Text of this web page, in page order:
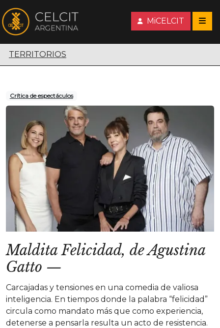
MiCELCIT
Territorios escénicos
TERRITORIOS
Crítica de espectáculos
Maldita Felicidad, de Agustina
Gatto —
Carcajadas y tensiones en una comedia de valiosa
inteligencia. En tiempos donde la palabra “felicidad”
circula como mandato más que como experiencia,
detenerse a pensarla resulta un acto de resistencia.